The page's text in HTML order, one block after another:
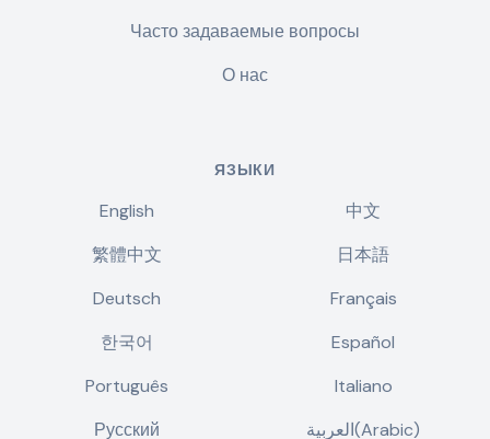
Часто задаваемые вопросы
О нас
ЯЗЫКИ
English
中文
繁體中文
日本語
Deutsch
Français
한국어
Español
Português
Italiano
Русский
العربية(Arabic)